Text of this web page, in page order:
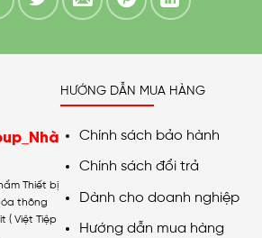
Thiết bị
thông
( Việt Tiệp
HƯỚNG DẪN MUA HÀNG
Chính sách bảo hành
Chính sách đổi trả
Dành cho doanh nghiệp
Hướng dẫn mua hàng